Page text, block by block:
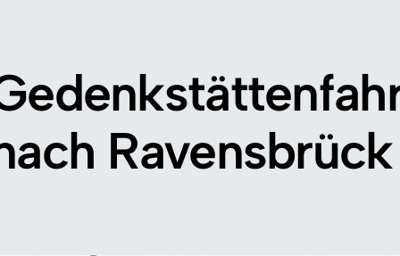
Ravensbrück